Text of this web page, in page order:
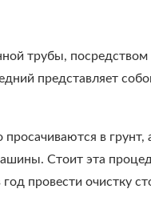
трубы,
представляет
в
Стоит эта
провести очистку